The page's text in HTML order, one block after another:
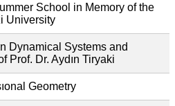
School in Memory of the
University
Dynamical Systems and
Prof. Dr. Aydın Tiryaki
Geometry